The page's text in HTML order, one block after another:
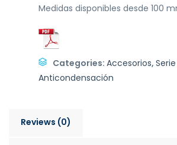
Medidas disponibles desde 100
Categories: Accesorios,
Anticondensación
Reviews (0)